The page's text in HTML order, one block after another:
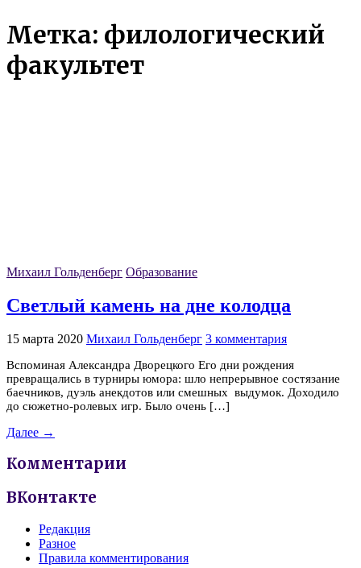
Метка: филологический
факультет
Михаил Гольденберг Образование
Светлый камень на дне колодца
15 марта 2020 Михаил Гольденберг 3 комментария
Вспоминая Александра Дворецкого Его дни рождения
превращались в турниры юмора: шло непрерывное состязание
баечников, дуэль анекдотов или смешных выдумок. Доходило
до сюжетно-ролевых игр. Было очень […]
Далее →
Комментарии
ВКонтакте
Редакция
Разное
Правила комментирования